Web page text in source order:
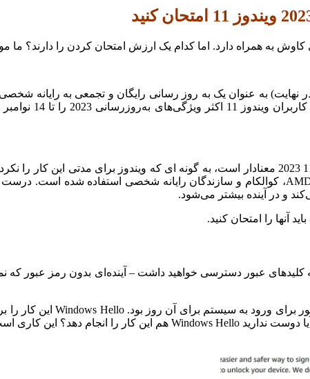
کاوش به همراه دارد. اما کدام یک ارزش امتحان کردن را دارند؟ ما
روز رسانی 2023 ویندوز 11 (در نهایت) به عنوان یک به روز رسانی رایگان و
کاربران
و در آینده بیشتر می‌شود.
برای ورود به سیستم برای آن روز بود. Windows Hello این کار را برطرف کرد.
آیا دوست ندارید Windows Hello هم این کار را انجام دهد؟ این کاری